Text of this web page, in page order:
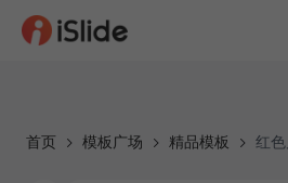
首页 模板广场 精品模板 红